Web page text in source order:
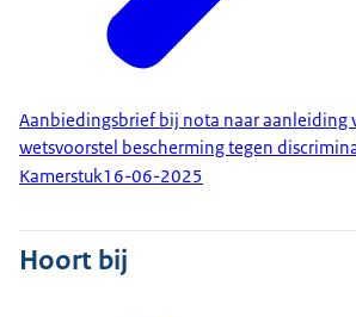
Aanbiedingsbrief bij nota naar aanleiding
wetsvoorstel bescherming tegen
Kamerstuk16-06-2025
Hoort bij